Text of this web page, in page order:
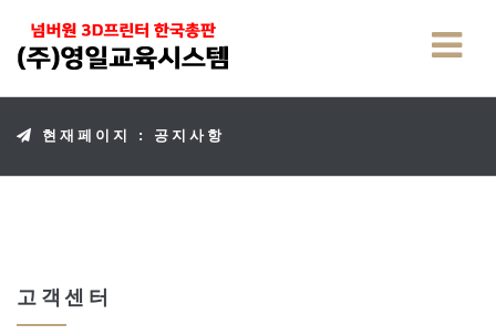
현재페이지 : 공지사항
고객센터